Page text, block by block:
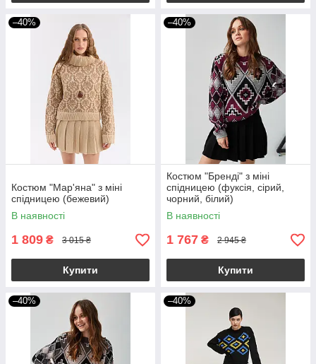
–40%
Костюм "Мар'яна" з міні
спідницею (бежевий)
В наявності
1 809 ₴ 3 015 ₴
Купити
–40%
Костюм "Бренді" з міні
спідницею (фуксія, сірий,
чорний, білий)
В наявності
1 767 ₴ 2 945 ₴
Купити
–40% –40%